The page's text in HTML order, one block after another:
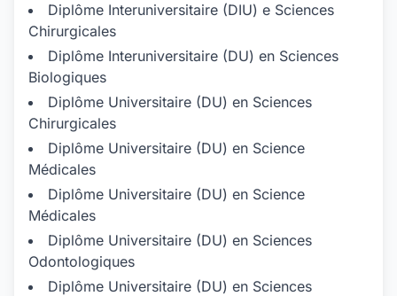
Diplôme Interuniversitaire (DIU) e Sciences
Chirurgicales
Diplôme Interuniversitaire (DU) en Sciences
Biologiques
Diplôme Universitaire (DU) en Sciences
Chirurgicales
Diplôme Universitaire (DU) en Science
Médicales
Diplôme Universitaire (DU) en Science
Médicales
Diplôme Universitaire (DU) en Sciences
Odontologiques
Diplôme Universitaire (DU) en Sciences